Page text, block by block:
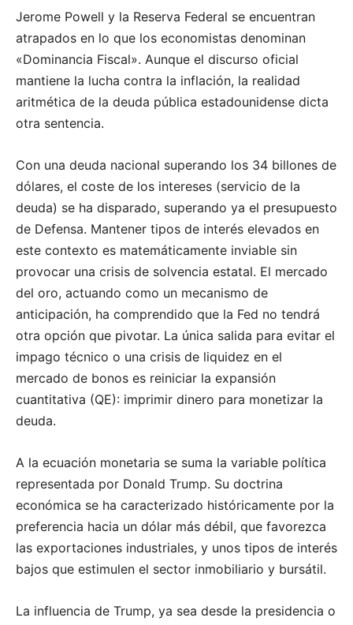
Jerome Powell y la Reserva Federal se encuentran
atrapados en lo que los economistas denominan
«Dominancia Fiscal». Aunque el discurso oficial
mantiene la lucha contra la inflación, la realidad
aritmética de la deuda pública estadounidense dicta
otra sentencia.
Con una deuda nacional superando los 34 billones de
dólares, el coste de los intereses (servicio de la
deuda) se ha disparado, superando ya el presupuesto
de Defensa. Mantener tipos de interés elevados en
este contexto es matemáticamente inviable sin
provocar una crisis de solvencia estatal. El mercado
del oro, actuando como un mecanismo de
anticipación, ha comprendido que la Fed no tendrá
otra opción que pivotar. La única salida para evitar el
impago técnico o una crisis de liquidez en el
mercado de bonos es reiniciar la expansión
cuantitativa (QE): imprimir dinero para monetizar la
deuda.
A la ecuación monetaria se suma la variable política
representada por Donald Trump. Su doctrina
económica se ha caracterizado históricamente por la
preferencia hacia un dólar más débil, que favorezca
las exportaciones industriales, y unos tipos de interés
bajos que estimulen el sector inmobiliario y bursátil.
La influencia de Trump, ya sea desde la presidencia o